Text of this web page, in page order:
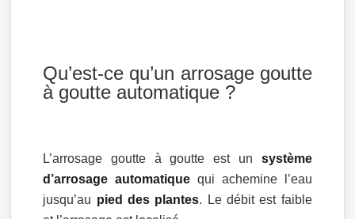
Qu’est-ce qu’un arrosage goutte
à goutte automatique ?
L’arrosage goutte à goutte est un système
d’arrosage automatique qui achemine l’eau
jusqu’au pied des plantes. Le débit est faible